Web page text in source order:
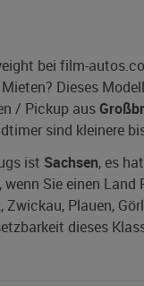
bei film-
Dieses Modell
/ Pickup aus
sind kleinere
ist Sachsen, es
Sie einen
Zwickau, Plauen,
dieses